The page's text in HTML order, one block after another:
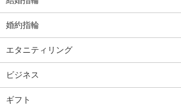
婚約指輪
エタニティリング
ビジネス
ギフト